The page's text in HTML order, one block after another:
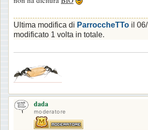
i
o
Ultima modifica di ParroccheTTo il
modificato 1 volta in totale.
dada
moderatore